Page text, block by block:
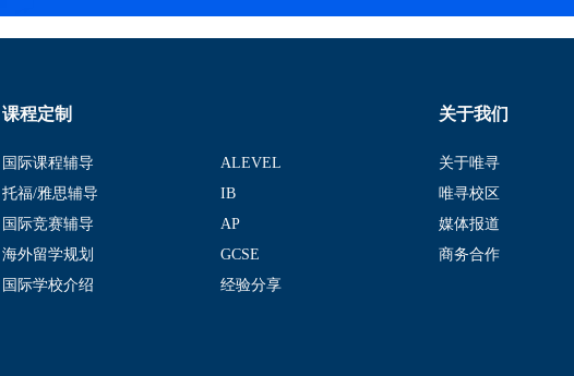
课程定制
国际课程辅导
ALEVEL
托福/雅思辅导
IB
国际竞赛辅导
AP
海外留学规划
GCSE
国际学校介绍
经验分享
关于我们
关于唯寻
唯寻校区
媒体报道
商务合作